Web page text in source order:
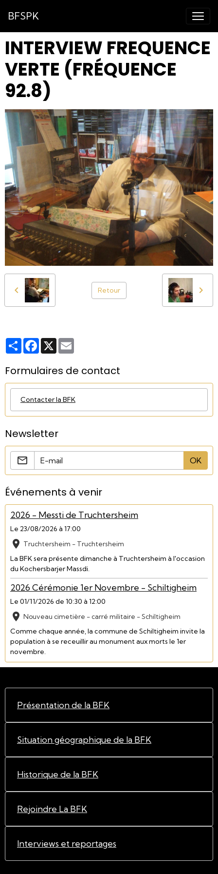
BFSPK
INTERVIEW FREQUENCE
VERTE (FRÉQUENCE
92.8)
Retour
PartagerFacebook
X
Formulaires de contact
Contacter la BFK
Newsletter
OK
Événements à venir
2026 - Messti de Truchtersheim
Le 23/08/2026 à 17:00
Truchtersheim - Truchtersheim
La BFK sera présente dimanche à Truchtersheim à l'occasion
du Kochersbarjer Massdi.
2026 Cérémonie 1er Novembre - Schiltigheim
Le 01/11/2026 de 10:30 à 12:00
Nouveau cimetière - carré militaire - Schiltigheim
Comme chaque année, la commune de Schiltigheim invite la
population à se receuillir au monument aux morts le 1er
novembre.
Présentation de la BFK
Situation géographique de la BFK
Historique de la BFK
Rejoindre La BFK
Interviews et reportages